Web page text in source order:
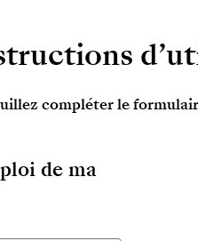
compléter le
de ma